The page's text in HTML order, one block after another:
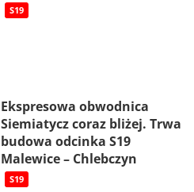
S19
Ekspresowa obwodnica
Siemiatycz coraz bliżej. Trwa
budowa odcinka S19
Malewice – Chlebczyn
S19